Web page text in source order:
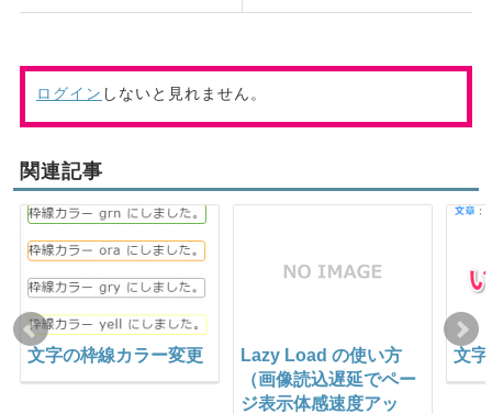
ログイン しないと見れません。
関連記事
文字の枠線カラー変更
Lazy Load の使い方
（画像読込遅延でペー
ジ表示体感速度アッ
文